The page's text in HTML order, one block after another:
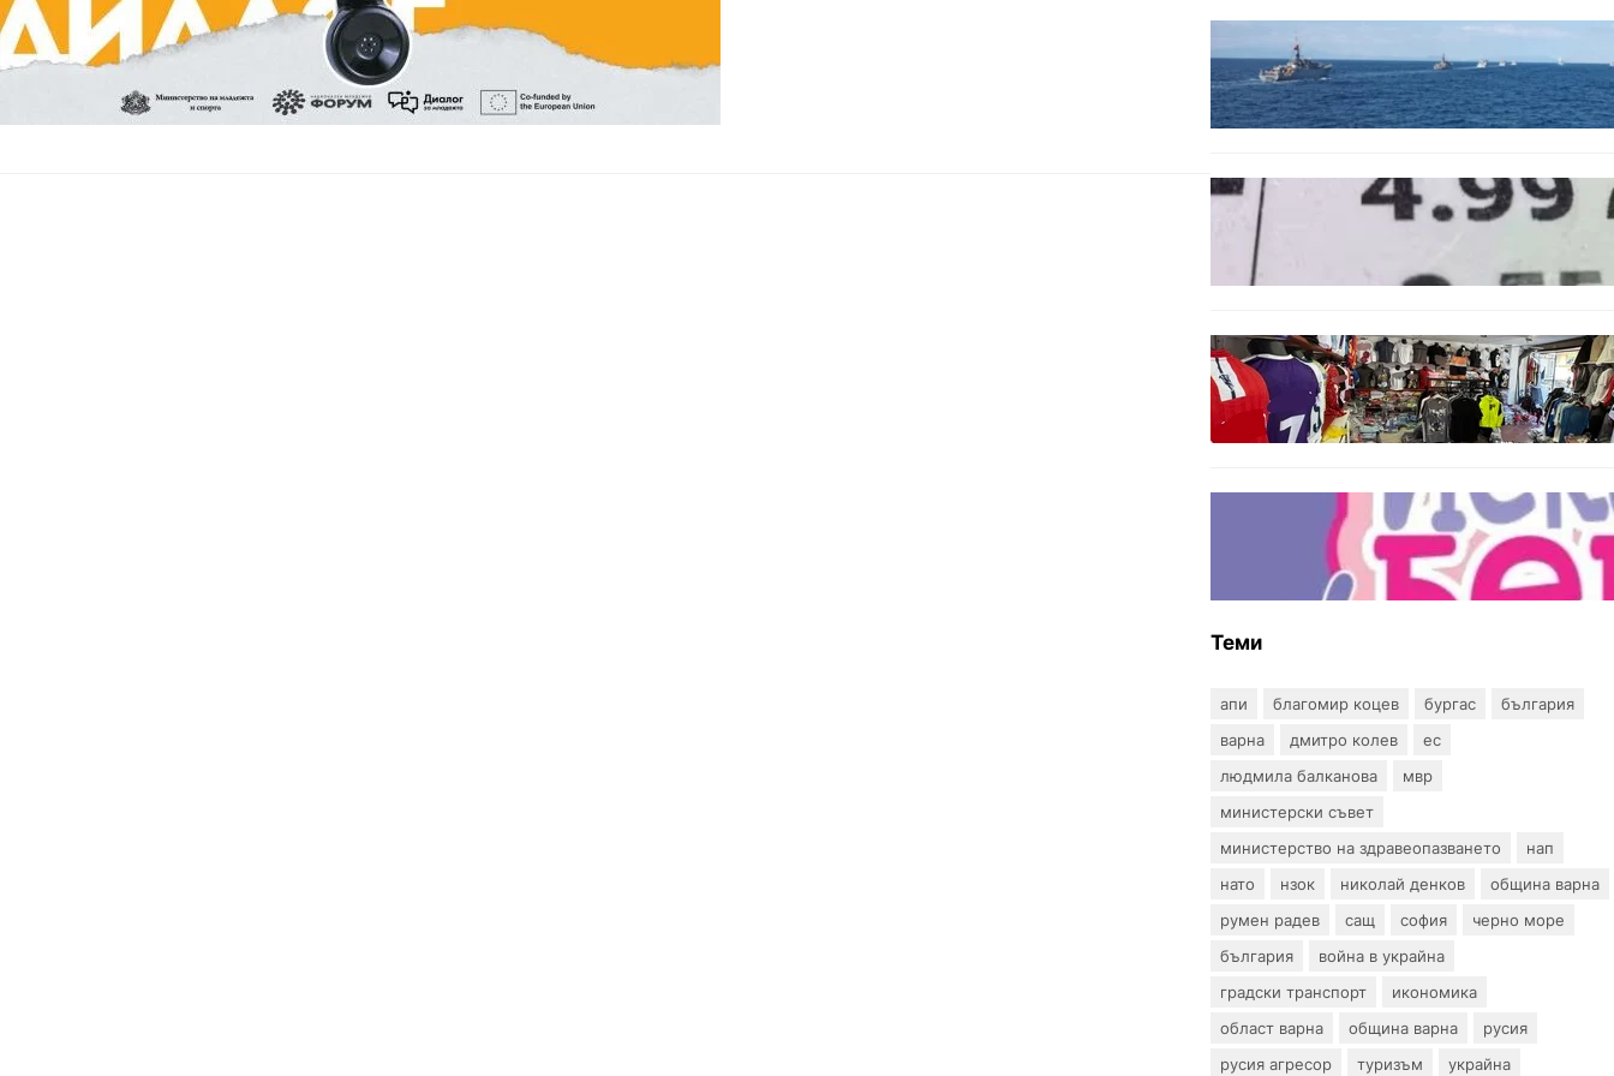
Нов минен ловец за
българския флот пристига до
края на годината
БЪЛГАРИЯ
Левът изчезва от етикетите:
БЪЛГАРИЯ
Иззеха фалшиви стоки за близо
650 000 евро при акция във
Варна и „Златни пясъци“
Инвитро подкрепата под
въпрос? „Искам бебе“ се обяви
срещу прехвърлянето на
Центъра към НЗОК
Теми
апи благомир коцев бургас
българия
варна
дмитро колев
ес
людмила балканова
мвр
министерски съвет
министерство на здравеопазването
нап
нато
нзок николай денков
община варна
румен радев
сащ софия
черно море
българия
война в украйна
градски транспорт
икономика
област варна
община варна
русия
русия агресор
туризъм украйна